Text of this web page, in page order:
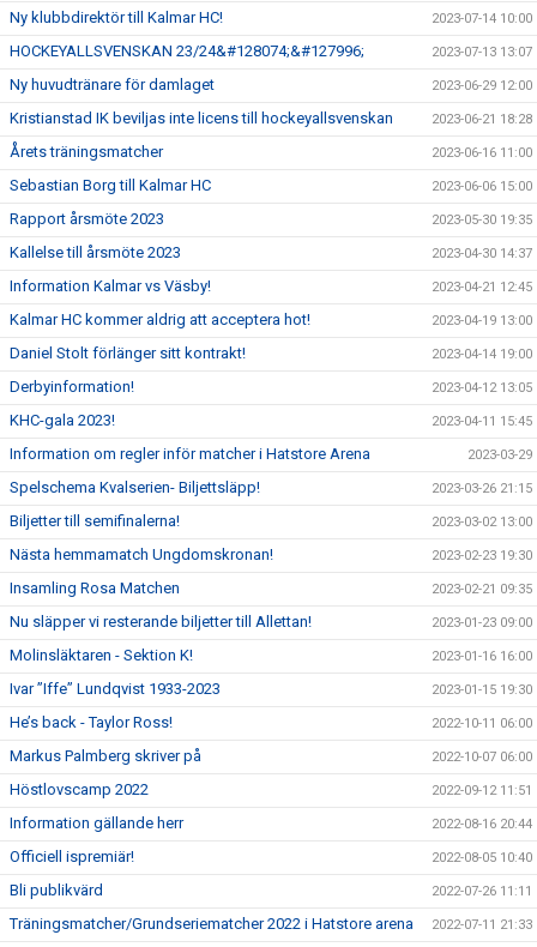
Ny klubbdirektör till Kalmar HC! 2023-07-14 10:00
HOCKEYALLSVENSKAN 23/24&#128074;&#127996; 2023-07-13 13:07
Ny huvudtränare för damlaget 2023-06-29 12:00
Kristianstad IK beviljas inte licens till hockeyallsvenskan 2023-06-21 18:28
Årets träningsmatcher 2023-06-16 11:00
Sebastian Borg till Kalmar HC 2023-06-06 15:00
Rapport årsmöte 2023 2023-05-30 19:35
Kallelse till årsmöte 2023 2023-04-30 14:37
Information Kalmar vs Väsby! 2023-04-21 12:45
Kalmar HC kommer aldrig att acceptera hot! 2023-04-19 13:00
Daniel Stolt förlänger sitt kontrakt! 2023-04-14 19:00
Derbyinformation! 2023-04-12 13:05
KHC-gala 2023! 2023-04-11 15:45
Information om regler inför matcher i Hatstore Arena 2023-03-29
Spelschema Kvalserien- Biljettsläpp! 2023-03-26 21:15
Biljetter till semifinalerna! 2023-03-02 13:00
Nästa hemmamatch Ungdomskronan! 2023-02-23 19:30
Insamling Rosa Matchen 2023-02-21 09:35
Nu släpper vi resterande biljetter till Allettan! 2023-01-23 09:00
Molinsläktaren - Sektion K! 2023-01-16 16:00
Ivar ”Iffe” Lundqvist 1933-2023 2023-01-15 19:30
He’s back - Taylor Ross! 2022-10-11 06:00
Markus Palmberg skriver på 2022-10-07 06:00
Höstlovscamp 2022 2022-09-12 11:51
Information gällande herr 2022-08-16 20:44
Officiell ispremiär! 2022-08-05 10:40
Bli publikvärd 2022-07-26 11:11
Träningsmatcher/Grundseriematcher 2022 i Hatstore arena 2022-07-11 21:33